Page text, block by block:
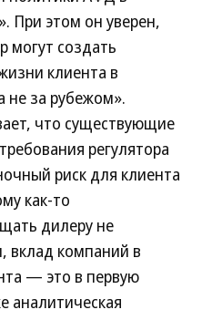
При этом он уверен,
могут создать
клиента в
не за рубежом».
что существующие
регулятора
риск для клиента
как-то
дилеру не
вклад компаний в
— это в первую
аналитическая